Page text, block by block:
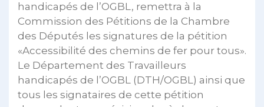
handicapés de l’OGBL, remettra à la
Commission des Pétitions de la Chambre
des Députés les signatures de la pétition
«Accessibilité des chemins de fer pour tous».
Le Département des Travailleurs
handicapés de l’OGBL (DTH/OGBL) ainsi que
tous les signataires de cette pétition